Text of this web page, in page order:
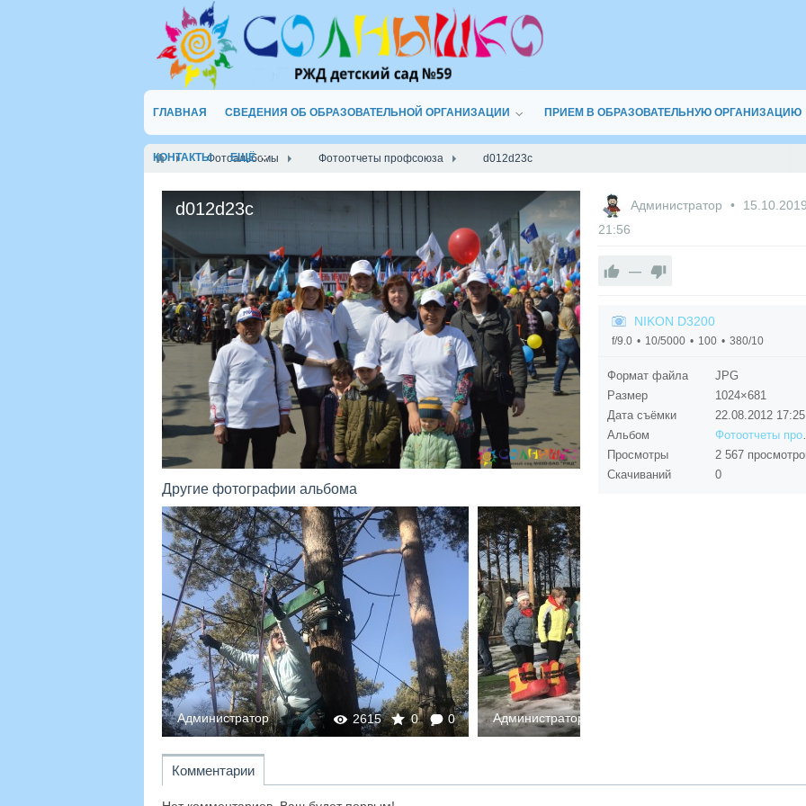
ГЛАВНАЯ СВЕДЕНИЯ ОБ ОБРАЗОВАТЕЛЬНОЙ ОРГАНИЗАЦИИ ПРИЕМ В ОБРАЗОВАТЕЛЬНУЮ ОРГАНИЗАЦИЮ
КОНТАКТЫ ЕЩЁ
Фотоальбомы Фотоотчеты профсоюза d012d23c
d012d23c
Другие фотографии альбома
2647 0 0
Администратор Администратор
Администратор
21:56
—
NIKON D3200
f/9.0 10/5000 100 380/10
Формат файла
JPG
Размер
1024×681
Дата съёмки
22.08.2012 17:25
Альбом
Просмотры
2 567
Скачиваний
0
Комментарии